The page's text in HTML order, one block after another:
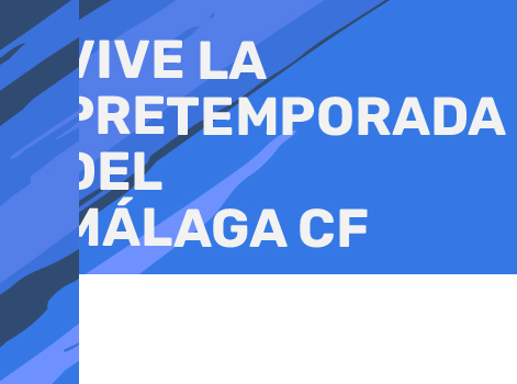
al
contenido